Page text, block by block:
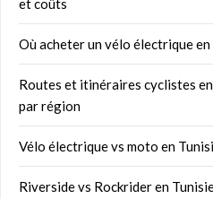
et coûts
Où acheter un vélo électrique
Routes et itinéraires cyclistes
par région
Vélo électrique vs moto en
Riverside vs Rockrider en